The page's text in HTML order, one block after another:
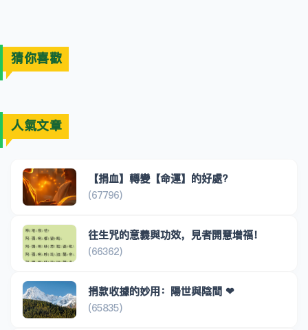
猜你喜歡
人氣文章
【捐血】轉變【命運】的好處?
(67796)
往生咒的意義與功效，見者開慧增福！
(66362)
捐款收據的妙用：陽世與陰間 ❤
(65835)